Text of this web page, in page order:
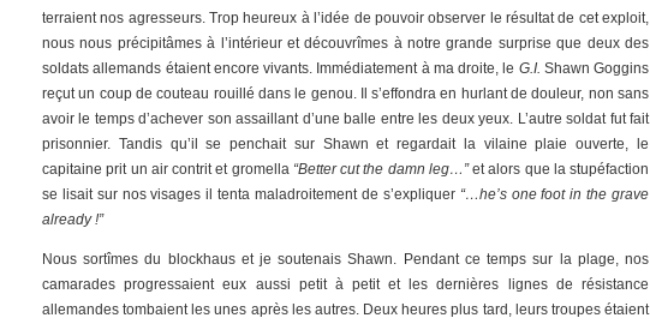
terraient nos agresseurs. Trop heureux à l’idée de pouvoir observer le résultat de cet exploit,
nous nous précipitâmes à l’intérieur et découvrîmes à notre grande surprise que deux des
soldats allemands étaient encore vivants. Immédiatement à ma droite, le G.I. Shawn Goggins
reçut un coup de couteau rouillé dans le genou. Il s’effondra en hurlant de douleur, non sans
avoir le temps d’achever son assaillant d’une balle entre les deux yeux. L’autre soldat fut fait
prisonnier. Tandis qu’il se penchait sur Shawn et regardait la vilaine plaie ouverte, le
capitaine prit un air contrit et gromella “Better cut the damn leg…”et alors que la stupéfaction
se lisait sur nos visages il tenta maladroitement de s’expliquer “…he’s one foot in the grave
already !”
Nous sortîmes du blockhaus et je soutenais Shawn. Pendant ce temps sur la plage, nos
camarades progressaient eux aussi petit à petit et les dernières lignes de résistance
allemandes tombaient les unes après les autres. Deux heures plus tard, leurs troupes étaient